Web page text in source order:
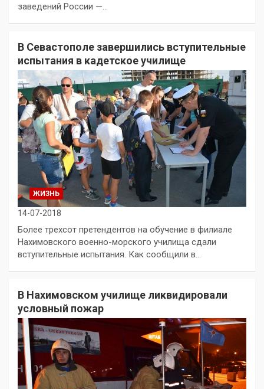
заведений России —…
В Севастополе завершились вступительные
испытания в кадетское училище
ЖИЗНЬ
14-07-2018
Более трехсот претендентов на обучение в филиале
Нахимовского военно-морского училища сдали
вступительные испытания. Как сообщили в…
В Нахимовском училище ликвидировали
условный пожар